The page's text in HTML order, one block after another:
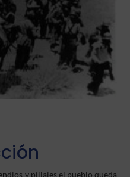
y pillajes el pueblo queda